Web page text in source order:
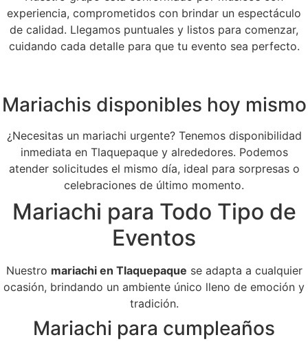
experiencia, comprometidos con brindar un espectáculo
de calidad. Llegamos puntuales y listos para comenzar,
cuidando cada detalle para que tu evento sea perfecto.
Mariachis disponibles hoy mismo
¿Necesitas un mariachi urgente? Tenemos disponibilidad
inmediata en Tlaquepaque y alrededores. Podemos
atender solicitudes el mismo día, ideal para sorpresas o
celebraciones de último momento.
Mariachi para Todo Tipo de
Eventos
Nuestro mariachi en Tlaquepaque se adapta a cualquier
ocasión, brindando un ambiente único lleno de emoción y
tradición.
Mariachi para cumpleaños